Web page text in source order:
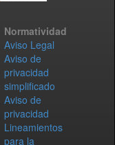
Normatividad
Aviso Legal
Aviso de
privacidad
simplificado
Aviso de
privacidad
Lineamientos
para la